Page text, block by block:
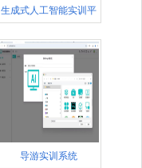
生成式人工智能实训平
导游实训系统